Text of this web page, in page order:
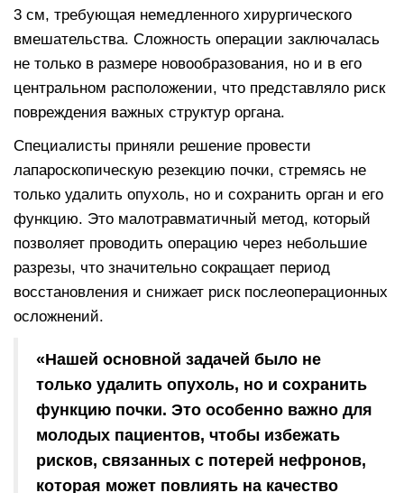
3 см, требующая немедленного хирургического
вмешательства. Сложность операции заключалась
не только в размере новообразования, но и в его
центральном расположении, что представляло риск
повреждения важных структур органа.
Специалисты приняли решение провести
лапароскопическую резекцию почки, стремясь не
только удалить опухоль, но и сохранить орган и его
функцию. Это малотравматичный метод, который
позволяет проводить операцию через небольшие
разрезы, что значительно сокращает период
восстановления и снижает риск послеоперационных
осложнений.
«Нашей основной задачей было не
только удалить опухоль, но и сохранить
функцию почки. Это особенно важно для
молодых пациентов, чтобы избежать
рисков, связанных с потерей нефронов,
которая может повлиять на качество